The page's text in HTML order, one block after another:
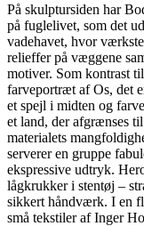
På skulptursiden har
på fuglelivet, som det
vadehavet, hvor
relieffer på væggene
motiver. Som kontrast
farveportræt af Os, det
et spejl i midten og
et land, der afgrænses
materialets
serverer en gruppe
ekspressive udtryk.
lågkrukker i stentøj –
sikkert håndværk. I en
små tekstiler af Inger